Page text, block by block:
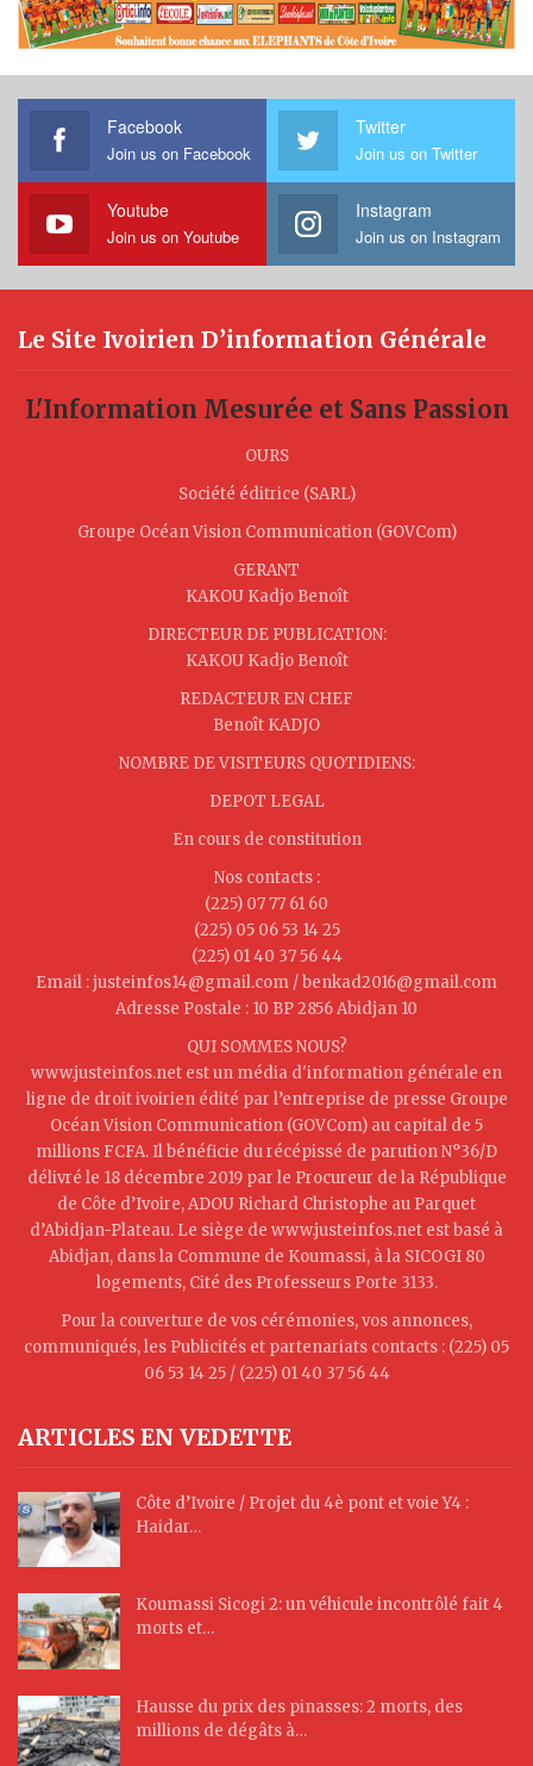
Facebook
Join us on Facebook
Twitter
Join us on Twitter
Youtube
Join us on Youtube
Instagram
Join us on Instagram
Le Site Ivoirien D’information Générale
L'Information Mesurée et Sans Passion
OURS
Société éditrice (SARL)
Groupe Océan Vision Communication (GOVCom)
GERANT
KAKOU Kadjo Benoît
DIRECTEUR DE PUBLICATION:
KAKOU Kadjo Benoît
REDACTEUR EN CHEF
Benoît KADJO
NOMBRE DE VISITEURS QUOTIDIENS:
DEPOT LEGAL
En cours de constitution
Nos contacts :
(225) 07 77 61 60
(225) 05 06 53 14 25
(225) 01 40 37 56 44
Email : justeinfos14@gmail.com / benkad2016@gmail.com
Adresse Postale : 10 BP 2856 Abidjan 10
QUI SOMMES NOUS?
www.justeinfos.net est un média d'information générale en
ligne de droit ivoirien édité par l’entreprise de presse Groupe
Océan Vision Communication (GOVCom) au capital de 5
millions FCFA. Il bénéficie du récépissé de parution N°36/D
délivré le 18 décembre 2019 par le Procureur de la République
de Côte d’Ivoire, ADOU Richard Christophe au Parquet
d’Abidjan-Plateau. Le siège de www.justeinfos.net est basé à
Abidjan, dans la Commune de Koumassi, à la SICOGI 80
logements, Cité des Professeurs Porte 3133.
Pour la couverture de vos cérémonies, vos annonces,
communiqués, les Publicités et partenariats contacts : (225) 05
06 53 14 25 / (225) 01 40 37 56 44
ARTICLES EN VEDETTE
Côte d’Ivoire / Projet du 4è pont et voie Y4 :
Haidar…
Koumassi Sicogi 2: un véhicule incontrôlé fait 4
morts et…
Hausse du prix des pinasses: 2 morts, des
millions de dégâts à…